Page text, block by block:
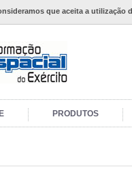
que aceita a utilização
PRODUTOS